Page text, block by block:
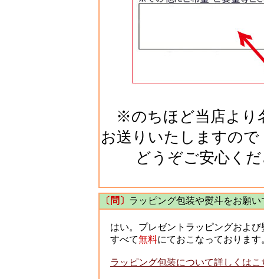
※のちほど当店より
お送りいたしますので
どうぞご安心くだ
〔問〕 ラッピング包装や熨斗をお願
はい。プレゼントラッピングおよび
すべて無料にておこなっております
ラッピング包装について詳しくは